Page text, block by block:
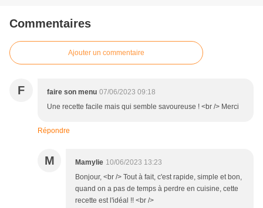
Commentaires
Ajouter un commentaire
F faire son menu 07/06/2023 09:18
Une recette facile mais qui semble savoureuse ! <br /> Merci
Répondre
M Mamylie 10/06/2023 13:23
Bonjour, <br /> Tout à fait, c'est rapide, simple et bon,
quand on a pas de temps à perdre en cuisine, cette
recette est l'idéal !! <br />